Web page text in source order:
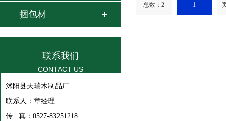
捆包材
联系我们
CONTACT US
沭阳县天瑞木制品厂
联系人：章经理
传 真：0527-83251218
总数：2 1